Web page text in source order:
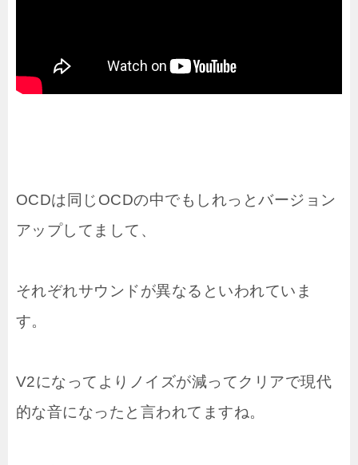
OCDは同じOCDの中でもしれっとバージョン
アップしてまして、
それぞれサウンドが異なるといわれていま
す。
V2になってよりノイズが減ってクリアで現代
的な音になったと言われてますね。